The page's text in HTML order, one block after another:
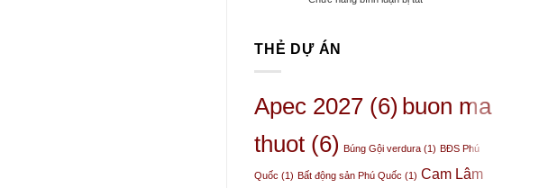
trỗi
thầm
lặng
quyền
–
hội
tư
Quốc
THẺ DỰ ÁN
Apec 2027 (6) buon ma
thuot (6) Búng Gội verdura (1) BĐS Phú
Quốc (1) Bất động sản Phú Quốc (1) Cam Lâm